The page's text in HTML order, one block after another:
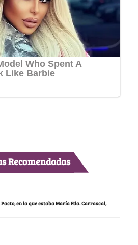
Recomendadas
en la que estaba María Fda. Carrascal,